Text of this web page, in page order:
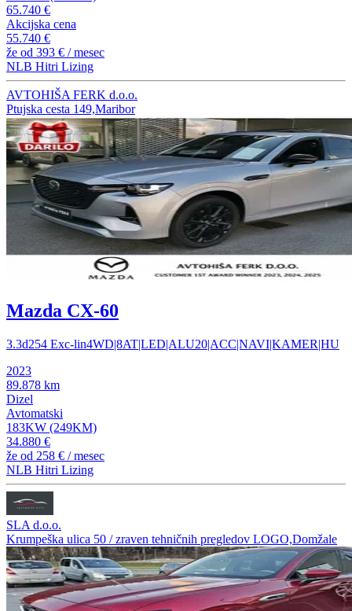
65.740 €
Akcijska cena
55.740 €
že od 393 € / mesec
NLB Hitri Lizing
AVTOHIŠA FERK d.o.o.
Ptujska cesta 149,Maribor
Mazda CX-60
3.3d254 Exc-lin4WD|8AT|LED|ALU20|ACC|NAVI|KAMER|HU
2023
89.878 km
Dizel
Avtomatski
183KW (249KM)
34.880 €
že od 258 € / mesec
NLB Hitri Lizing
SLA d.o.o.
Krumpeška ulica 50 / zraven tehničnih pregledov LOGO,Domžale